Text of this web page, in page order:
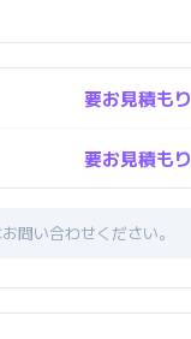
要お見積もり
要お見積もり
問い合わせください。